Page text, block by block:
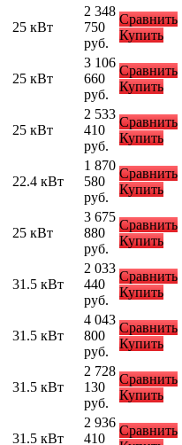
25 кВт
2 348
750
руб.
Сравнить
Купить
25 кВт
3 106
660
руб.
Сравнить
Купить
25 кВт
2 533
410
руб.
Сравнить
Купить
22.4 кВт
1 870
580
руб.
Сравнить
Купить
25 кВт
3 675
880
руб.
Сравнить
Купить
31.5 кВт
2 033
440
руб.
Сравнить
Купить
31.5 кВт
4 043
800
руб.
Сравнить
Купить
31.5 кВт
2 728
130
руб.
Сравнить
Купить
31.5 кВт
2 936
410
Сравнить